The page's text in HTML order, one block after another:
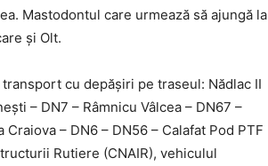
Mastodontul care urmează să ajungă la
şi Olt.
cu depășiri pe traseul: Nădlac II
– DN7 – Râmnicu Vâlcea – DN67 –
– DN6 – DN56 – Calafat Pod PTF
Rutiere (CNAIR), vehiculul